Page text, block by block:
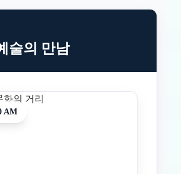
술의 만남
AM